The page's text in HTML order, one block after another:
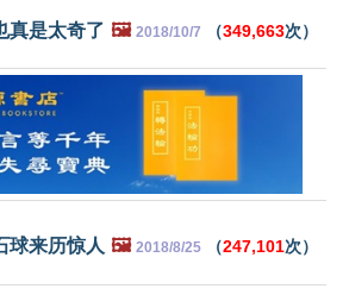
真是太奇了 🖼️ 2018/10/7 （349,663次）
球来历惊人 🖼️ 2018/8/25 （247,101次）